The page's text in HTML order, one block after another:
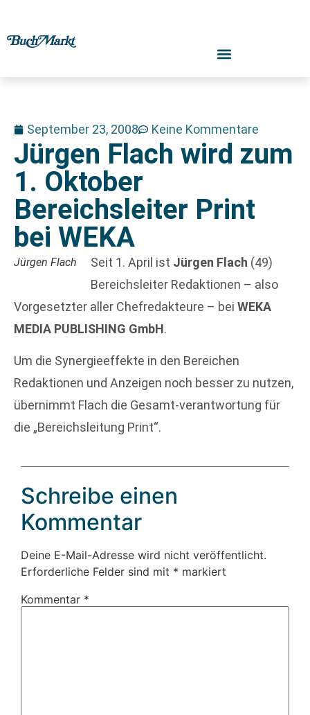
September 23, 2008 Keine Kommentare
Jürgen Flach wird zum
1. Oktober
Bereichsleiter Print
bei WEKA
Jürgen Flach Seit 1. April ist Jürgen Flach (49)
Bereichsleiter Redaktionen – also
Vorgesetzter aller Chefredakteure – bei WEKA
MEDIA PUBLISHING GmbH.
Um die Synergieeffekte in den Bereichen
Redaktionen und Anzeigen noch besser zu nutzen,
übernimmt Flach die Gesamt-verantwortung für
die „Bereichsleitung Print“.
Schreibe einen
Kommentar
Deine E-Mail-Adresse wird nicht veröffentlicht.
Erforderliche Felder sind mit * markiert
Kommentar *